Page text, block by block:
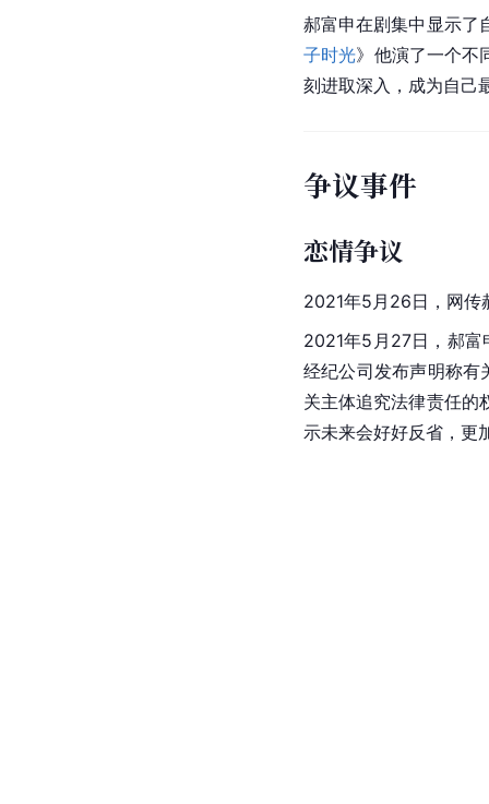
郝富申在剧集中显示了
子时光》他演了一个不
刻进取深入，成为自己
争议事件
恋情争议
2021年5月26日，网传
2021年5月27日，郝富
经纪公司发布声明称有
关主体追究法律责任的
示未来会好好反省，更